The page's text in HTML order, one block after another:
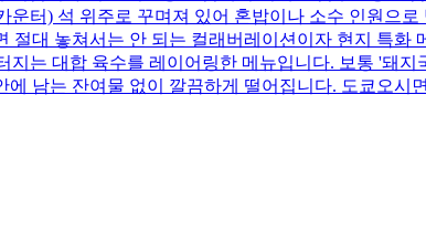
터) 석 위주로 꾸며져 있어 혼밥이나 소수 인원으
대 놓쳐서는 안 되는 컬래버레이션이자 현지 특화
는 대합 육수를 레이어링한 메뉴입니다. 보통 '돼지
남는 잔여물 없이 깔끔하게 떨어집니다. 도쿄오시